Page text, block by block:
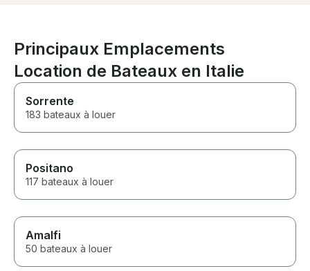
Principaux Emplacements
Location de Bateaux en Italie
Sorrente
183 bateaux à louer
Positano
117 bateaux à louer
Amalfi
50 bateaux à louer